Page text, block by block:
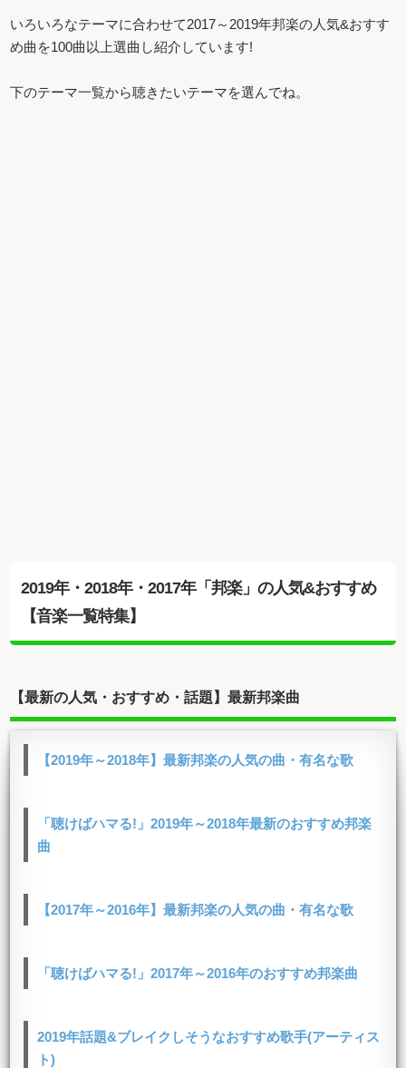
いろいろなテーマに合わせて2017～2019年邦楽の人気&おすす
め曲を100曲以上選曲し紹介しています!
下のテーマ一覧から聴きたいテーマを選んでね。
2019年・2018年・2017年「邦楽」の人気&おすすめ
【音楽一覧特集】
【最新の人気・おすすめ・話題】最新邦楽曲
【2019年～2018年】最新邦楽の人気の曲・有名な歌
「聴けばハマる!」2019年～2018年最新のおすすめ邦楽
曲
【2017年～2016年】最新邦楽の人気の曲・有名な歌
「聴けばハマる!」2017年～2016年のおすすめ邦楽曲
2019年話題&ブレイクしそうなおすすめ歌手(アーティス
ト)